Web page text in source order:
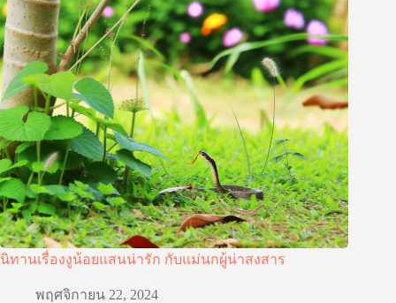
นิทานเรื่องงูน้อยแสนน่ารัก กับแม่นกผู้น่าสงสาร
พฤศจิกายน 22, 2024